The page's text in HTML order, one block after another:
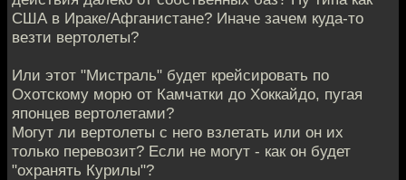
США в Ираке/Афганистане? Иначе зачем куда-то
везти вертолеты?
Или этот "Мистраль" будет крейсировать по
Охотскому морю от Камчатки до Хоккайдо, пугая
японцев вертолетами?
Могут ли вертолеты с него взлетать или он их
только перевозит? Если не могут - как он будет
"охранять Курилы"?